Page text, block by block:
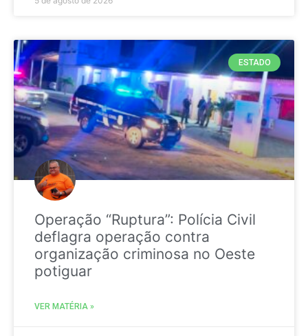
ESTADO
Operação “Ruptura”: Polícia Civil
deflagra operação contra
organização criminosa no Oeste
potiguar
VER MATÉRIA »